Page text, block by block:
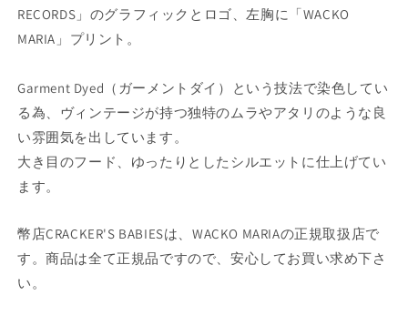
RECORDS」のグラフィックとロゴ、左胸に「WACKO
MARIA」プリント。
Garment Dyed（ガーメントダイ）という技法で染色してい
る為、ヴィンテージが持つ独特のムラやアタリのような良
い雰囲気を出しています。
大き目のフード、ゆったりとしたシルエットに仕上げてい
ます。
幣店CRACKER'S BABIESは、WACKO MARIAの正規取扱店で
す。商品は全て正規品ですので、安心してお買い求め下さ
い。